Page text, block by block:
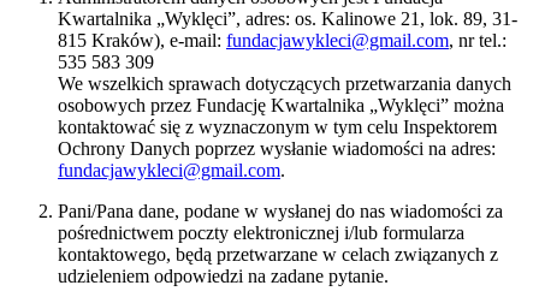
Kwartalnika „Wyklęci”, adres: os. Kalinowe 21, lok. 89, 31-
815 Kraków), e-mail: fundacjawykleci@gmail.com, nr tel.:
535 583 309
We wszelkich sprawach dotyczących przetwarzania danych
osobowych przez Fundację Kwartalnika „Wyklęci” można
kontaktować się z wyznaczonym w tym celu Inspektorem
Ochrony Danych poprzez wysłanie wiadomości na adres:
fundacjawykleci@gmail.com.
Pani/Pana dane, podane w wysłanej do nas wiadomości za
pośrednictwem poczty elektronicznej i/lub formularza
kontaktowego, będą przetwarzane w celach związanych z
udzieleniem odpowiedzi na zadane pytanie.